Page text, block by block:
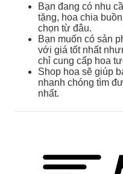
Bạn đang có nhu
tặng, hoa chia
chọn từ đâu.
Bạn muốn có sản
với giá tốt nhất
chỉ cung cấp hoa
Shop hoa sẽ giúp
nhanh chóng tìm
nhất.